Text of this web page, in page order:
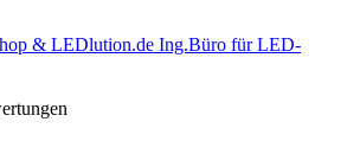
& LEDlution.de Ing.Büro für LED-